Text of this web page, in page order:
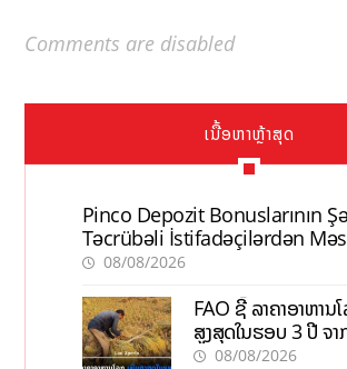
Comments are disabled
ເນື້ອຫາຫຼ້າສຸດ
Pinco Depozit Bonuslarının
Təcrübəli İstifadəçilərdən
08/08/2026
FAO ຊີ້ ລາຄາອາຫານ
ສູງສຸດໃນຮອບ 3 ປີ ຈາ
ກົດດັນຂອງສົງຄາມ, El
08/08/2026